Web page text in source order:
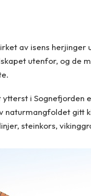
av isens
utenfor, og de
i Sognefjorden
naturmangfoldet gitt
steinkors,